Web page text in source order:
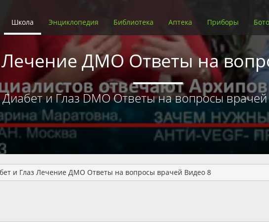
Лечение ДМО Ответы на
Диабет и Глаз DMO Ответы на вопросы
Школа Энциклопедия Библиотека Аптека Приборы
и Глаз Лечение ДМО Ответы на вопросы врачей Видео 8